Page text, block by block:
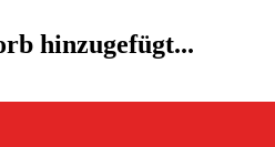
hinzugefügt...